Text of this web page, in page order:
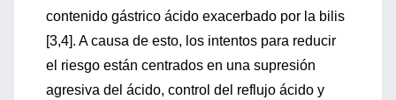
contenido gástrico ácido exacerbado por la bilis
[3,4]. A causa de esto, los intentos para reducir
el riesgo están centrados en una supresión
agresiva del ácido, control del reflujo ácido y